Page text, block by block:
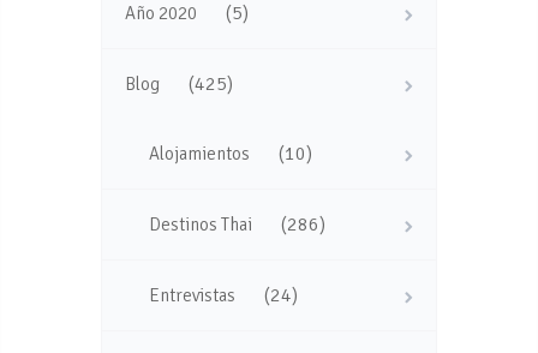
Año 2020 (5)
Blog (425)
Alojamientos (10)
Destinos Thai (286)
Entrevistas (24)